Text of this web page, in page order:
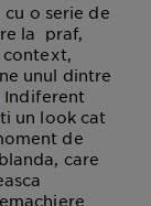
o serie de
la praf,
context,
unul dintre
Indiferent
un look cat
de
care